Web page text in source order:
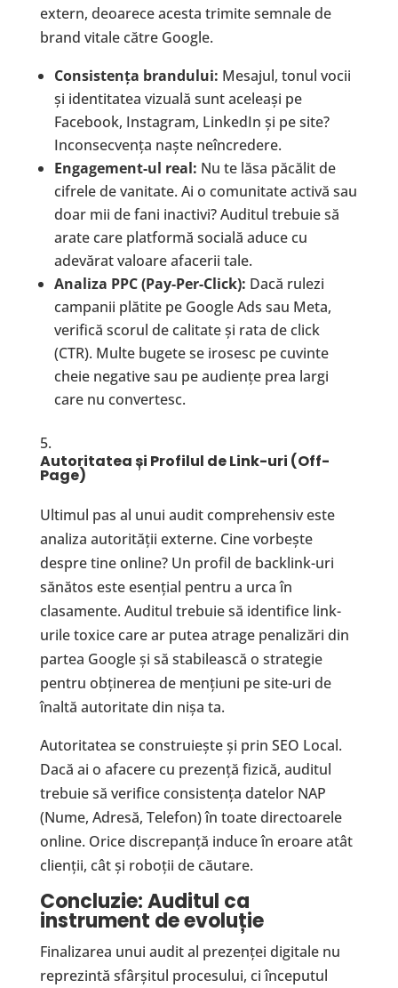
extern, deoarece acesta trimite semnale de
brand vitale către Google.
Consistența brandului: Mesajul, tonul vocii
și identitatea vizuală sunt aceleași pe
Facebook, Instagram, LinkedIn și pe site?
Inconsecvența naște neîncredere.
Engagement-ul real: Nu te lăsa păcălit de
cifrele de vanitate. Ai o comunitate activă sau
doar mii de fani inactivi? Auditul trebuie să
arate care platformă socială aduce cu
adevărat valoare afacerii tale.
Analiza PPC (Pay-Per-Click): Dacă rulezi
campanii plătite pe Google Ads sau Meta,
verifică scorul de calitate și rata de click
(CTR). Multe bugete se irosesc pe cuvinte
cheie negative sau pe audiențe prea largi
care nu convertesc.
Autoritateași Profilul de Link-uri (Off-
Page)
Ultimul pas al unui audit comprehensiv este
analiza autorității externe. Cine vorbește
despre tine online? Un profil de backlink-uri
sănătos este esențial pentru a urca în
clasamente. Auditul trebuie să identifice link-
urile toxice care ar putea atrage penalizări din
partea Google și să stabilească o strategie
pentru obținerea de mențiuni pe site-uri de
înaltă autoritate din nișa ta.
Autoritatea se construiește și prin SEO Local.
Dacă ai o afacere cu prezență fizică, auditul
trebuie să verifice consistența datelor NAP
(Nume, Adresă, Telefon) în toate directoarele
online. Orice discrepanță induce în eroare atât
clienții, cât și roboții de căutare.
Concluzie: Auditul ca
instrument de evoluție
Finalizarea unui audit al prezenței digitale nu
reprezintă sfârșitul procesului, ci începutul